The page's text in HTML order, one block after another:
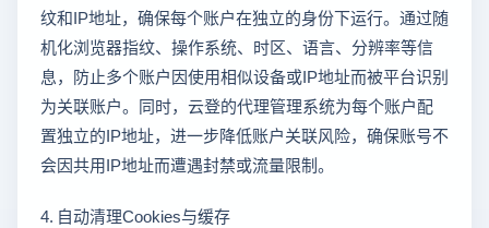
纹和IP地址，确保每个账户在独立的身份下运行。通过随
机化浏览器指纹、操作系统、时区、语言、分辨率等信
息，防止多个账户因使用相似设备或IP地址而被平台识别
为关联账户。同时，云登的代理管理系统为每个账户配
置独立的IP地址，进一步降低账户关联风险，确保账号不
会因共用IP地址而遭遇封禁或流量限制。
4. 自动清理Cookies与缓存